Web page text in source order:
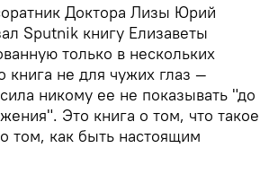
Доктора Лизы Юрий
Sputnik книгу Елизаветы
только в нескольких
книга не для чужих глаз —
никому ее не показывать "до
Это книга о том, что такое
том, как быть настоящим